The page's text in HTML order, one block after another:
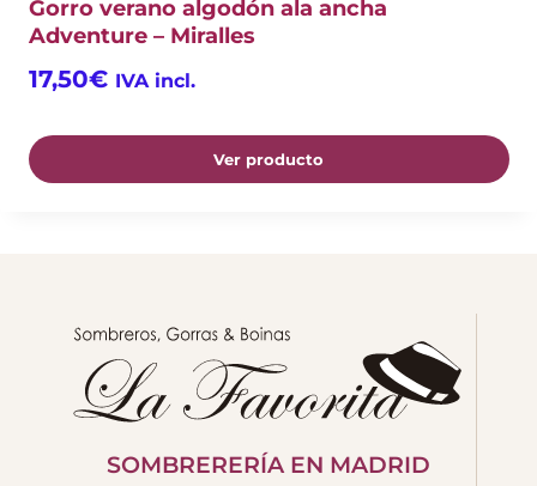
Gorro verano algodón ala ancha
Adventure – Miralles
17,50€ IVA incl.
Ver producto
SOMBRERERÍA EN MADRID